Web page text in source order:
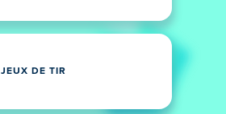
JEUX DE TIR